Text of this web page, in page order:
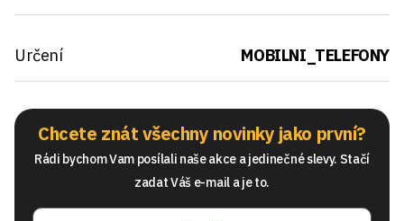
Určení MOBILNI_TELEFONY
Chcete znát všechny novinky jako první?
Rádi bychom Vam posílali naše akce a jedinečné slevy. Stačí
zadat Váš e-mail a je to.